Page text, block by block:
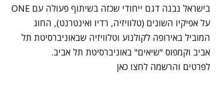
בישראל נבנה דגם ייחודי שכזה בשיתוף פעולה עם ONE
על אפיקיו השונים (טלוויזיה, רדיו ואינטרנט), החוג
המוביל באירופה לקולנוע וטלוויזיה שבאוניברסיטת תל
אביב וקמפוס "שיאים" באוניברסיטת תל אביב.
לפרטים והרשמה לחצו כאן